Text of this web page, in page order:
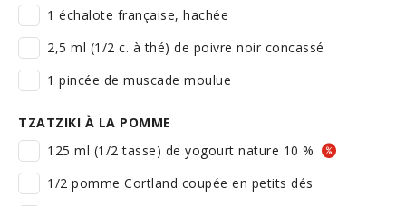
1 échalote française, hachée
2,5 ml (1/2 c. à thé) de poivre noir concassé
1 pincée de muscade moulue
TZATZIKI À LA POMME
125 ml (1/2 tasse) de yogourt nature 10 %
1/2 pomme Cortland coupée en petits dés